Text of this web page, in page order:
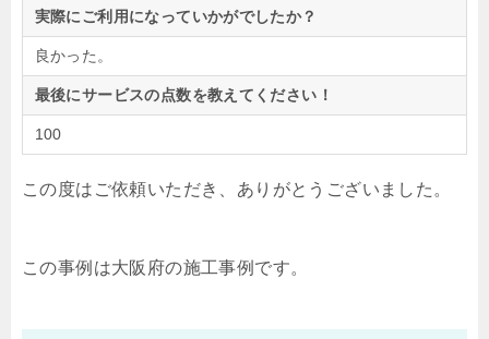
実際にご利用になっていかがでしたか？
良かった。
最後にサービスの点数を教えてください！
100
この度はご依頼いただき、ありがとうございました。
この事例は大阪府の施工事例です。